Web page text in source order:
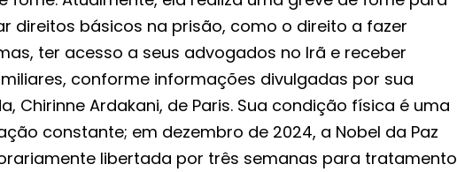
direitos básicos na prisão, como o direito a fazer
ter acesso a seus advogados no Irã e receber
conforme informações divulgadas por sua
Chirinne Ardakani, de Paris. Sua condição física é uma
constante; em dezembro de 2024, a Nobel da Paz
libertada por três semanas para tratamento